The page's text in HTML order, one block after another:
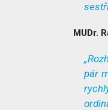
MUDr.
pár